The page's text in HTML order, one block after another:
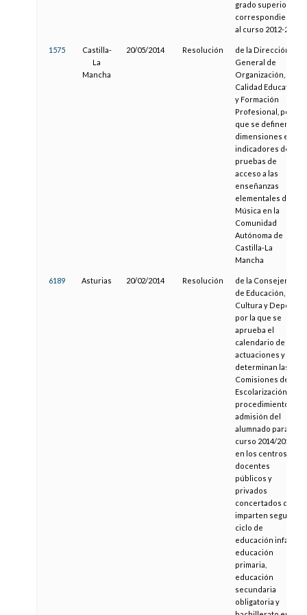
grado superior
correspondientes
al curso 2012-2013
1575
Castilla-
La
Mancha
20/05/2014 Resolución
de la Dirección
General de
Organización,
Calidad Educativa
y Formación
Profesional, por la
que se definen las
dimensiones e
indicadores de las
pruebas de
acceso a las
enseñanzas
elementales de
Música en la
Comunidad
Autónoma de
Castilla-La
Mancha
6189 Asturias 20/02/2014 Resolución
de la Consejería
de Educación,
Cultura y Deporte,
por la que se
aprueba el
calendario de
actuaciones y se
determinan las
Comisiones de
Escolarización del
procedimiento de
admisión del
alumnado para el
curso 2014/2015,
en los centros
docentes
públicos y
privados
concertados que
imparten segundo
ciclo de
educación infantil,
educación
primaria,
educación
secundaria
obligatoria y